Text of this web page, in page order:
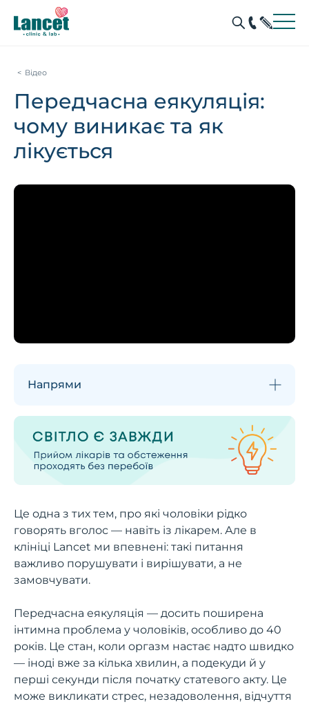
Відео
Передчасна еякуляція:
чому виникає та як
лікується
Це одна з тих тем, про які чоловіки рідко
говорять вголос — навіть із лікарем. Але в
клініці Lancet ми впевнені: такі питання
важливо порушувати і вирішувати, а не
замовчувати.
Передчасна еякуляція — досить поширена
інтимна проблема у чоловіків, особливо до 40
років. Це стан, коли оргазм настає надто швидко
— іноді вже за кілька хвилин, а подекуди й у
перші секунди після початку статевого акту. Це
може викликати стрес, незадоволення, відчуття
Напрями